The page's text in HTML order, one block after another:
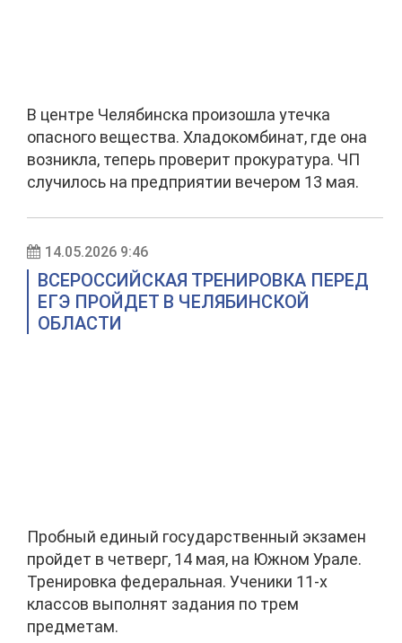
В центре Челябинска произошла утечка
опасного вещества. Хладокомбинат, где она
возникла, теперь проверит прокуратура. ЧП
случилось на предприятии вечером 13 мая.
14.05.2026 9:46
ВСЕРОССИЙСКАЯ ТРЕНИРОВКА ПЕРЕД
ЕГЭ ПРОЙДЕТ В ЧЕЛЯБИНСКОЙ
ОБЛАСТИ
Пробный единый государственный экзамен
пройдет в четверг, 14 мая, на Южном Урале.
Тренировка федеральная. Ученики 11-х
классов выполнят задания по трем
предметам.